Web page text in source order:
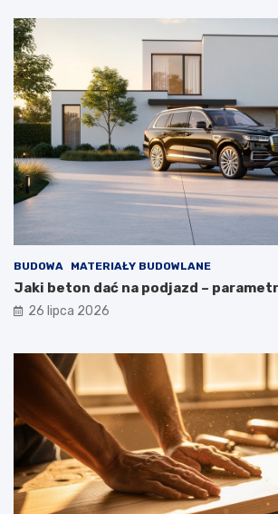
BUDOWA MATERIAŁY BUDOWLANE
Jaki beton dać na podjazd –
26 lipca 2026